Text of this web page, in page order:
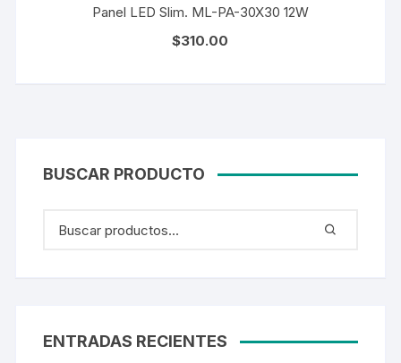
Panel LED Slim. ML-PA-30X30 12W
$310.00
BUSCAR PRODUCTO
ENTRADAS RECIENTES